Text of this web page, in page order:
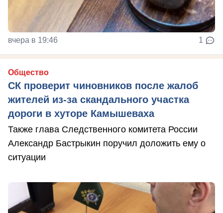
вчера в 19:46 1
Общество
СК проверит чиновников после жалоб
жителей из-за скандального участка
дороги в хуторе Камышеваха
Также глава Следственного комитета России
Александр Бастрыкин поручил доложить ему о
ситуации